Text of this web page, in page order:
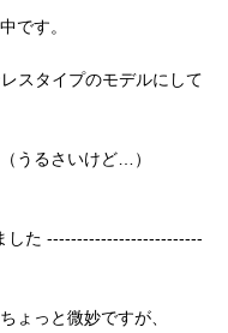
です。
スタイプのモデルにして
うるさいけど…）
した --------------------------
ょっと微妙ですが、